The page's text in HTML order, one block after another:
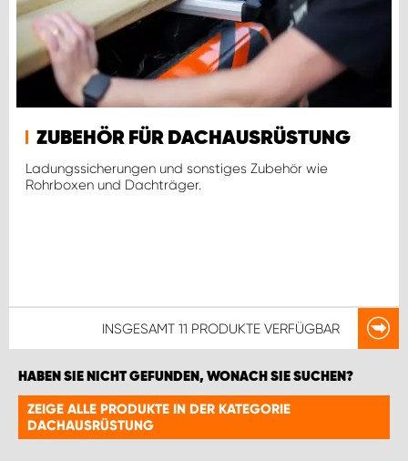
ZUBEHÖR FÜR DACHAUSRÜSTUNG
Ladungssicherungen und sonstiges Zubehör wie
Rohrboxen und Dachträger.
INSGESAMT 11 PRODUKTE VERFÜGBAR
HABEN SIE NICHT GEFUNDEN, WONACH SIE SUCHEN?
ZEIGE ALLE PRODUKTE IN DER KATEGORIE
DACHAUSRÜSTUNG